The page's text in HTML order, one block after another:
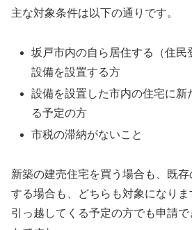
主な対象条件は以下の通りです。
坂戸市内の自ら居住する（住民
設備を設置する方
設備を設置した市内の住宅に新
る予定の方
市税の滞納がないこと
新築の建売住宅を買う場合も、既
する場合も、どちらも対象になり
引っ越してくる予定の方でも申請